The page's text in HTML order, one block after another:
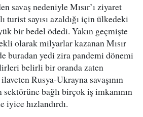
savaş nedeniyle Mısır’ı ziyaret
turist sayısı azaldığı için ülkedeki
bir bedel ödedi. Yakın geçmişte
olarak milyarlar kazanan Mısır
buradan yedi zira pandemi dönemi
belirli bir oranda zaten
Rusya-Ukrayna savaşının
bağlı birçok iş imkanının
iyice hızlandırdı.